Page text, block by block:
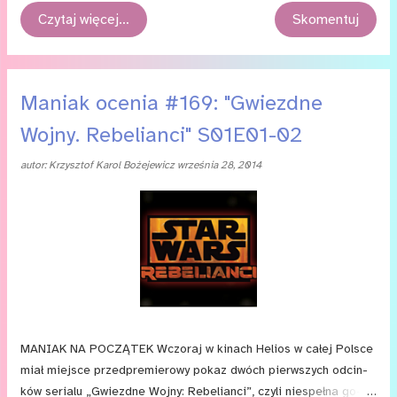
ma­te­ria­łów na­krę­co­nych pod­czas Po­wsta­nia, zo­sta­nie zgło­szo­ny
do Osca­rów w ka­te­go­rii „peł­no­me­tra­żo­wy ﬁlm do­ku­men­tal­ny”.
skich ki­nach (a o któ­rej mo­że­cie tu­taj po­czy­tać), ale zu­peł­nie ...
Czytaj więcej… Skomentuj
Maniak ocenia #169: "Gwiezdne
Wojny. Rebelianci" S01E01-02
autor:Krzysztof Karol Bożejewicz września 28, 2014
MA­NIAK NA PO­CZĄTEK Wczo­raj w ki­nach He­lios w ca­łej Pol­sce
miał miej­sce przed­pre­mie­ro­wy po­kaz dwóch pierw­szych od­cin­
ków se­ria­lu „Gwiezd­ne Woj­ny: Re­be­lian­ci”, czy­li nie­speł­na go­